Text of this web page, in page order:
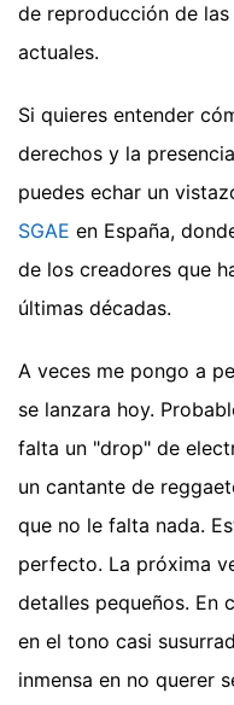
de reproducción de
actuales.
Si quieres entender
derechos y la
puedes echar un
SGAE en España,
de los creadores que
últimas décadas.
A veces me pongo a
se lanzara hoy.
falta un "drop" de
un cantante de
que no le falta nada.
perfecto. La próxima
detalles pequeños. En
en el tono casi
inmensa en no querer